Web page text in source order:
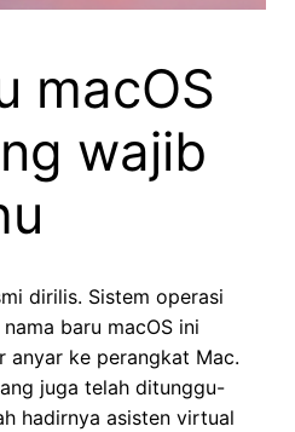
macOS
wajib
dirilis. Sistem operasi
baru macOS ini
anyar ke perangkat Mac.
juga telah ditunggu-
hadirnya asisten virtual